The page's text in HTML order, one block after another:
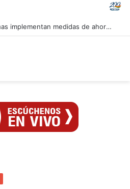
Marca País y Hotel Cayena se unen en favor de lo hecho en Venezuela